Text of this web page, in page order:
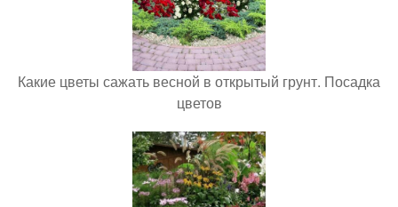
Какие цветы сажать весной в открытый грунт. Посадка
цветов